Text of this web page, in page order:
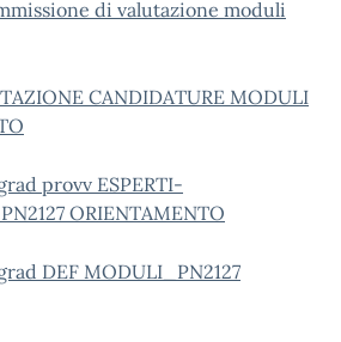
di valutazione moduli
CANDIDATURE MODULI
provv ESPERTI-
ORIENTAMENTO
DEF MODULI_PN2127